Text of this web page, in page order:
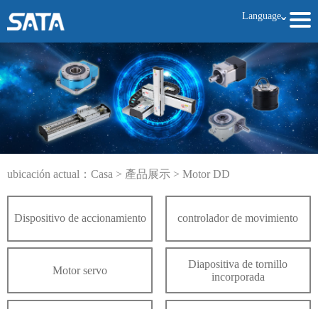
Languageˇ
ubicación actual： Casa > 產品展示 > Motor DD
Dispositivo de accionamiento controlador de movimiento
Motor servo
Diapositiva de tornillo
incorporada